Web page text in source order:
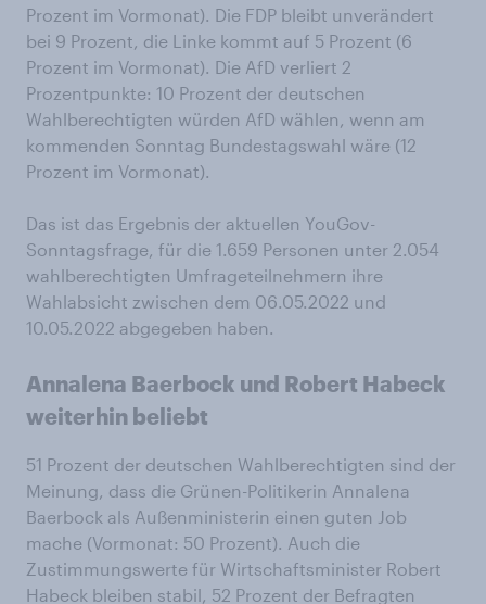
Prozent im Vormonat). Die FDP bleibt unverändert
bei 9 Prozent, die Linke kommt auf 5 Prozent (6
Prozent im Vormonat). Die AfD verliert 2
Prozentpunkte: 10 Prozent der deutschen
Wahlberechtigten würden AfD wählen, wenn am
kommenden Sonntag Bundestagswahl wäre (12
Prozent im Vormonat).
Das ist das Ergebnis der aktuellen YouGov-
Sonntagsfrage, für die 1.659 Personen unter 2.054
wahlberechtigten Umfrageteilnehmern ihre
Wahlabsicht zwischen dem 06.05.2022 und
10.05.2022 abgegeben haben.
Annalena Baerbock und Robert Habeck
weiterhin beliebt
51 Prozent der deutschen Wahlberechtigten sind der
Meinung, dass die Grünen-Politikerin Annalena
Baerbock als Außenministerin einen guten Job
mache (Vormonat: 50 Prozent). Auch die
Zustimmungswerte für Wirtschaftsminister Robert
Habeck bleiben stabil, 52 Prozent der Befragten